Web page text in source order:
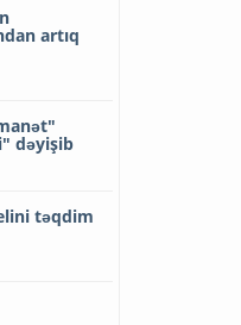
artıq
dəyişib
təqdim